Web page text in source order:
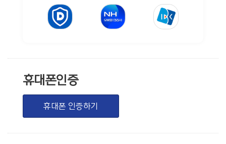
휴대폰인증
휴대폰 인증하기